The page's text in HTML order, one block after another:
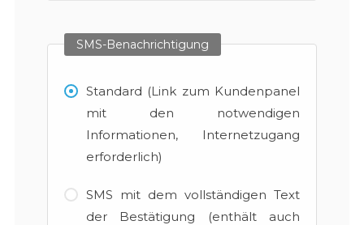
SMS-Benachrichtigung
Standard (Link zum Kundenpanel
mit den notwendigen
Informationen, Internetzugang
erforderlich)
SMS mit dem vollständigen Text
der Bestätigung (enthält auch